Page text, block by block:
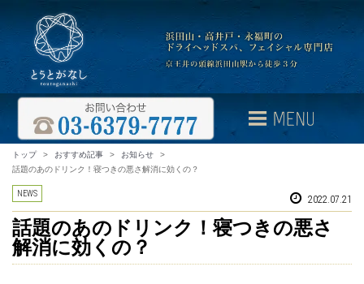
トップ > おすすめ記事 > お知らせ
>
話題のあのドリンク！寝つきの悪さ解消に効くの？
NEWS
2022.07.21
話題のあのドリンク！寝つきの悪さ
解消に効くの？